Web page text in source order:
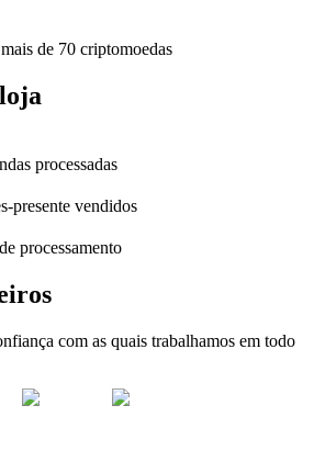
de 70 criptomoedas
processadas
presente vendidos
processamento
com as quais trabalhamos em todo